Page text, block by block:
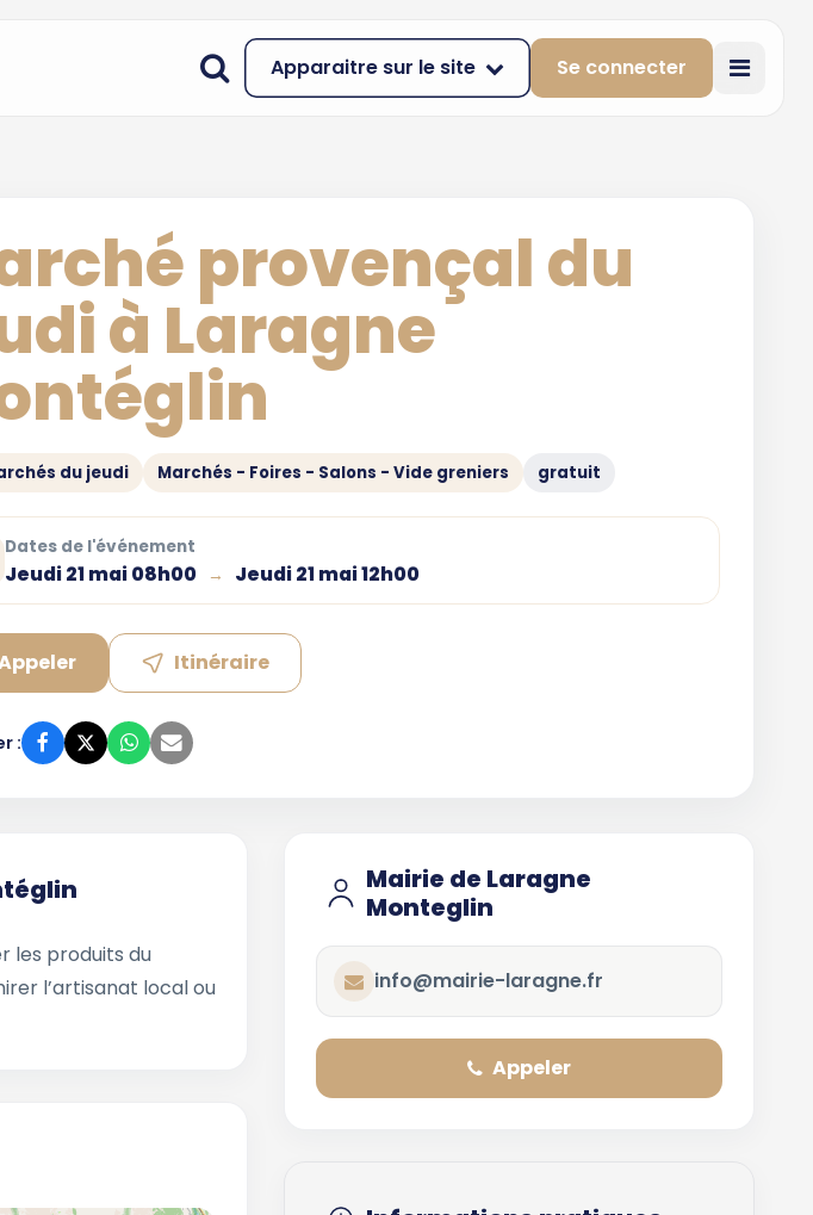
Apparaitre sur le site Se connecter
provençal du
à Laragne
du jeudi Marchés - Foires - Salons - Vide greniers gratuit
Dates de l'événement
Jeudi 21 mai 08h00 → Jeudi 21 mai 12h00
Itinéraire
:
les produits du
l’artisanat local ou
Mairie de Laragne
Monteglin
info@mairie-laragne.fr
Appeler